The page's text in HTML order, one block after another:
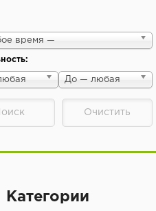
время —
До — любая
Категории